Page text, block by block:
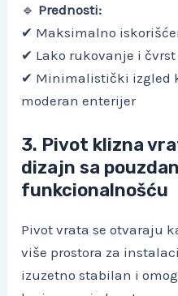
🔹 Prednosti:
✔ Maksimalno
✔ Lako rukovanje i
✔ Minimalistički izgled
moderan enterijer
3. Pivot klizna
dizajn sa
funkcionalnošću
Pivot vrata se otvaraju
više prostora za
izuzetno stabilan i